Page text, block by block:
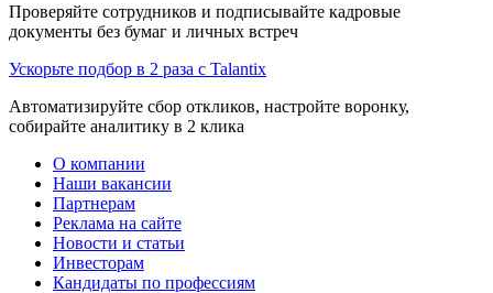
Проверяйте сотрудников и подписывайте кадровые
документы без бумаг и личных встреч
Ускорьте подбор в 2 раза с Talantix
Автоматизируйте сбор откликов, настройте воронку,
собирайте аналитику в 2 клика
О компании
Наши вакансии
Партнерам
Реклама на сайте
Новости и статьи
Инвесторам
Кандидаты по профессиям